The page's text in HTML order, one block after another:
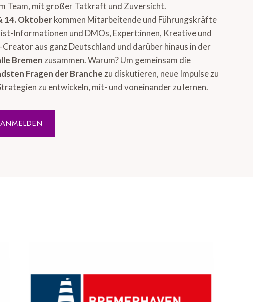
Team, mit großer Tatkraft und Zuversicht.
14. Oktoberkommen Mitarbeitende und Führungskräfte
Informationen und DMOs, Expert:innen, Kreative und
aus ganz Deutschland und darüber hinaus in der
Bremen zusammen. Warum? Um gemeinsam die
Fragen der Branche zu diskutieren, neue Impulse zu
zu entwickeln, mit- und voneinander zu lernen.